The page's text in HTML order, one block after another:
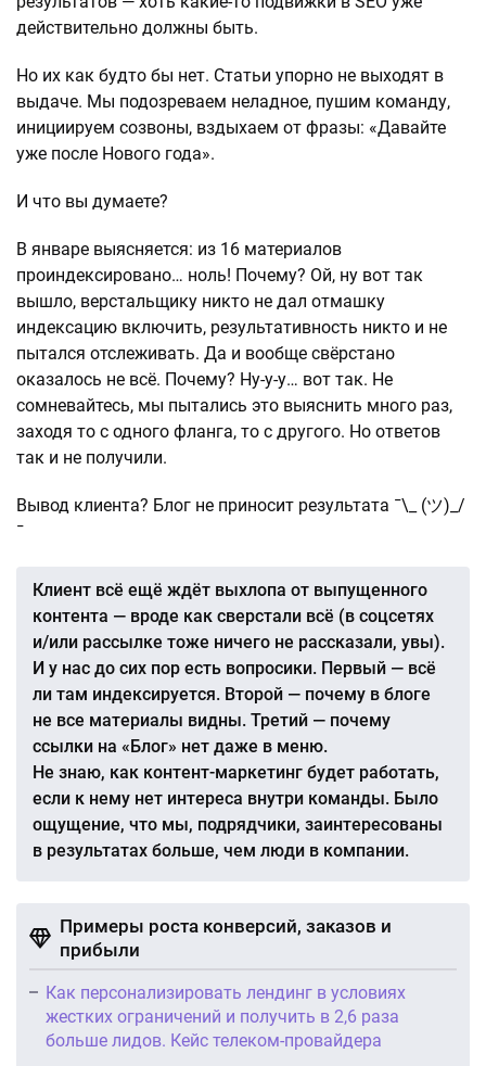
действительно должны быть.
Но их как будто бы нет. Статьи упорно не выходят в
выдаче. Мы подозреваем неладное, пушим команду,
инициируем созвоны, вздыхаем от фразы: «Давайте
уже после Нового года».
И что вы думаете?
В январе выясняется: из 16 материалов
проиндексировано… ноль! Почему? Ой, ну вот так
вышло, верстальщику никто не дал отмашку
индексацию включить, результативность никто и не
пытался отслеживать. Да и вообще свёрстано
оказалось не всё. Почему? Ну-у-у… вот так. Не
сомневайтесь, мы пытались это выяснить много раз,
заходя то с одного фланга, то с другого. Но ответов
так и не получили.
Вывод клиента? Блог не приносит результата ¯\_ (ツ)_/
¯
Клиент всё ещё ждёт выхлопа от выпущенного
контента — вроде как сверстали всё (в соцсетях
и/или рассылке тоже ничего не рассказали, увы).
И у нас до сих пор есть вопросики. Первый — всё
ли там индексируется. Второй — почему в блоге
не все материалы видны. Третий — почему
ссылки на «Блог» нет даже в меню.
Не знаю, как контент-маркетинг будет работать,
если к нему нет интереса внутри команды. Было
ощущение, что мы, подрядчики, заинтересованы
в результатах больше, чем люди в компании.
Примеры роста конверсий, заказов и
прибыли
Как персонализировать лендинг в условиях
жестких ограничений и получить в 2,6 раза
больше лидов. Кейс телеком-провайдера